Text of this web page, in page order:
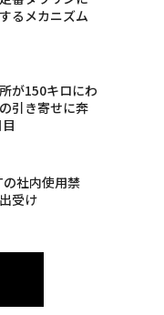
るメカニズム
が150キロにわ
引き寄せに奔
社内使用禁
受け